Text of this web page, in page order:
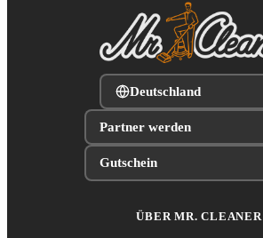
Deutschland
Partner werden
Gutschein
ÜBER MR. CLEANER